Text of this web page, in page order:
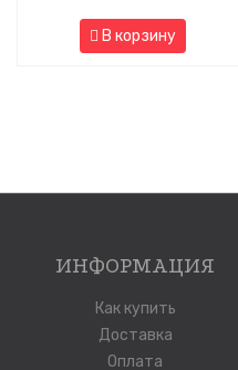
В корзину
ИНФОРМАЦИЯ
Как купить
Доставка
Оплата